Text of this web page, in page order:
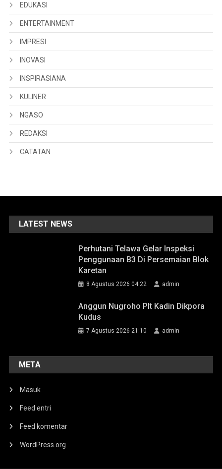
EDUKASI
ENTERTAINMENT
IMPRESI
INOVASI
INSPIRASIANA
KULINER
NGASO
REDAKSI
CATATAN
LATEST NEWS
Perhutani Telawa Gelar Inspeksi
Penggunaan B3 Di Persemaian Blok
Karetan
8 Agustus 2026 04:22 admin
Anggun Nugroho Plt Kadin Dikpora
Kudus
7 Agustus 2026 21:10 admin
META
Masuk
Feed entri
Feed komentar
WordPress.org